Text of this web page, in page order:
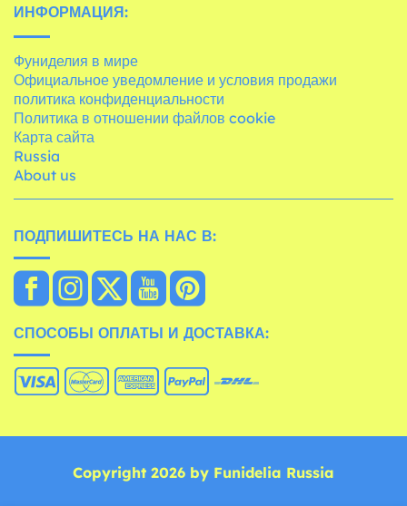
ИНФОРМАЦИЯ:
Фуниделия в мире
Официальное уведомление и условия продажи
политика конфиденциальности
Политика в отношении файлов cookie
Карта сайта
Russia
About us
ПОДПИШИТЕСЬ НА НАС В:
СПОСОБЫ ОПЛАТЫ И ДОСТАВКА:
Copyright 2026 by Funidelia Russia